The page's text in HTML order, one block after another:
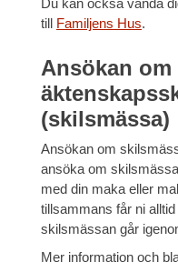
till Familjens Hus.
Ansökan om
(skilsmässa)
Ansökan om
ansöka om
med din maka eller
tillsammans får ni
skilsmässan går
Mer information och